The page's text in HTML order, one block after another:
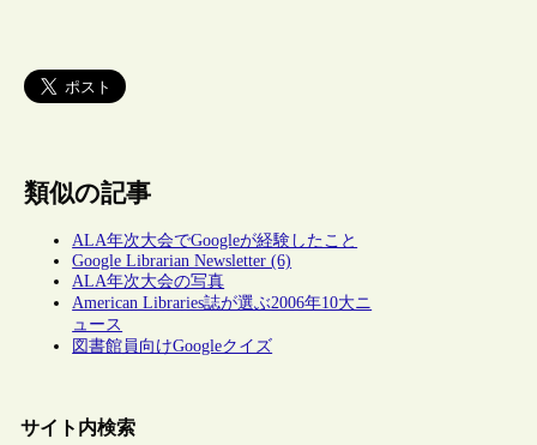
類似の記事
ALA年次大会でGoogleが経験したこと
Google Librarian Newsletter (6)
ALA年次大会の写真
American Libraries誌が選ぶ2006年10大ニ
ュース
図書館員向けGoogleクイズ
サイト内検索